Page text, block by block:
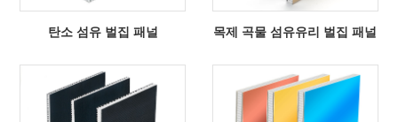
탄소 섬유 벌집 패널 목제 곡물 섬유유리 벌집 패널